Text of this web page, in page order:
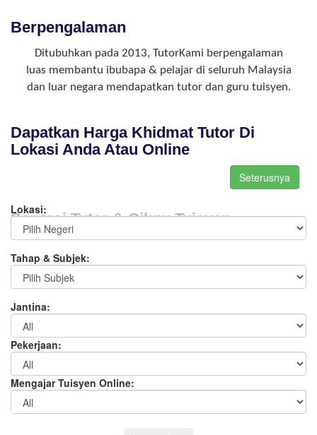
Berpengalaman
Ditubuhkan pada 2013, TutorKami berpengalaman
luas membantu ibubapa & pelajar di seluruh Malaysia
dan luar negara mendapatkan tutor dan guru tuisyen.
Dapatkan Harga Khidmat Tutor Di
Lokasi Anda Atau Online
Senarai Tutor & Cikgu Tuisyen
Lokasi:
Tahap & Subjek:
Jantina:
Pekerjaan:
Mengajar Tuisyen Online: